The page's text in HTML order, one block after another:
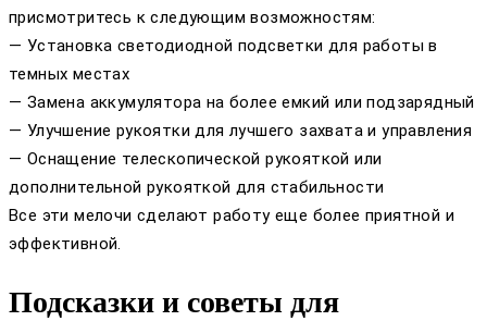
присмотритесь к следующим возможностям:
— Установка светодиодной подсветки для работы в
темных местах
— Замена аккумулятора на более емкий или подзарядный
— Улучшение рукоятки для лучшего захвата и управления
— Оснащение телескопической рукояткой или
дополнительной рукояткой для стабильности
Все эти мелочи сделают работу еще более приятной и
эффективной.
Подсказки и советы для